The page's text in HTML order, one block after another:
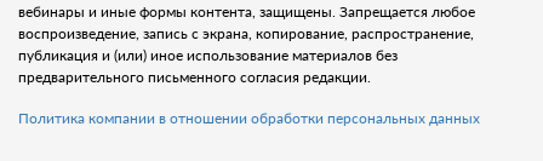
вебинары и иные формы контента, защищены. Запрещается любое
воспроизведение, запись с экрана, копирование, распространение,
публикация и (или) иное использование материалов без
предварительного письменного согласия редакции.
Политика компании в отношении обработки персональных данных